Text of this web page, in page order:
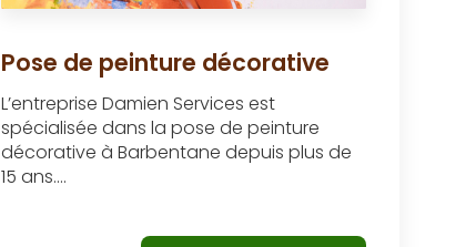
Pose de peinture décorative
L’entreprise Damien Services est
spécialisée dans la pose de peinture
décorative à Barbentane depuis plus de
15 ans....